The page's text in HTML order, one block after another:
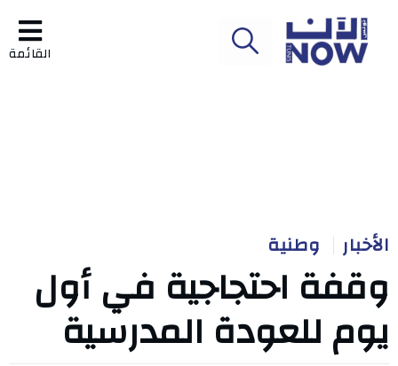
القائمة
الأخبار وطنية
وقفة احتجاجية في أول
يوم للعودة المدرسية